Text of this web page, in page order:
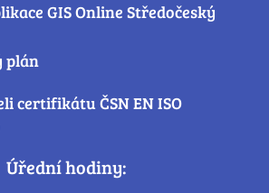
GIS Online Středočeský
plán
certifikátu ČSN EN ISO
Úřední hodiny: